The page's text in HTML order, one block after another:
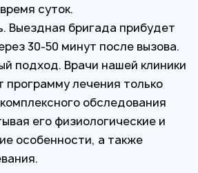
суток.
Выездная бригада прибудет
30-50 минут после вызова.
подход. Врачи нашей клиники
программу лечения только
обследования
его физиологические и
особенности, а также